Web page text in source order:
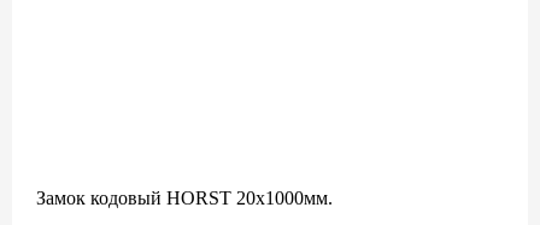
Замок кодовый HORST 20x1000мм.